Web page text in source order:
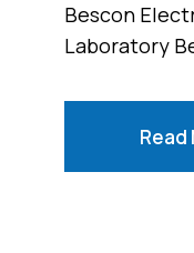
Bescon
Laboratory
Read